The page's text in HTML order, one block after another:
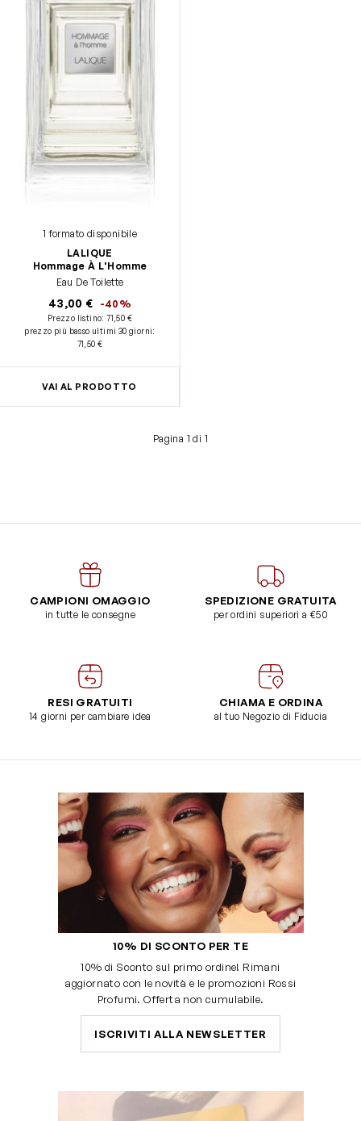
1 formato disponibile
LALIQUE
Hommage À L'Homme
Eau De Toilette
43,00 € -40%
Prezzo listino:71,50 €
prezzo più basso ultimi 30 giorni:
71,50 €
VAI AL PRODOTTO
Pagina 1 di 1
CAMPIONI OMAGGIO
in tutte le consegne
SPEDIZIONE GRATUITA
per ordini superiori a €50
RESI GRATUITI
14 giorni per cambiare idea
CHIAMA E ORDINA
al tuo Negozio di Fiducia
10% DI SCONTO PER TE
10% di Sconto sul primo ordine! Rimani
aggiornato con le novità e le promozioni Rossi
Profumi. Offerta non cumulabile.
ISCRIVITI ALLA NEWSLETTER